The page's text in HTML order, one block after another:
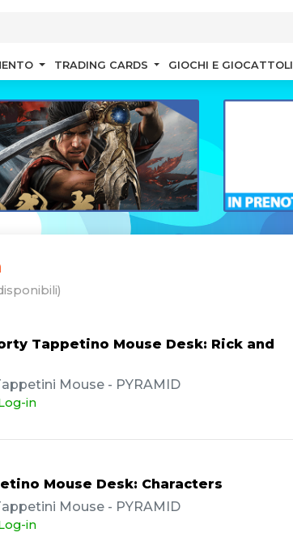
TRADING CARDS GIOCHI E GIOCATTOLI
Tappetino Mouse Desk: Rick and
Mouse - PYRAMID
in
Mouse Desk: Characters
Mouse - PYRAMID
in